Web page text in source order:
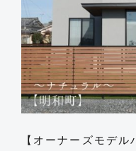
【オーナーズモデ